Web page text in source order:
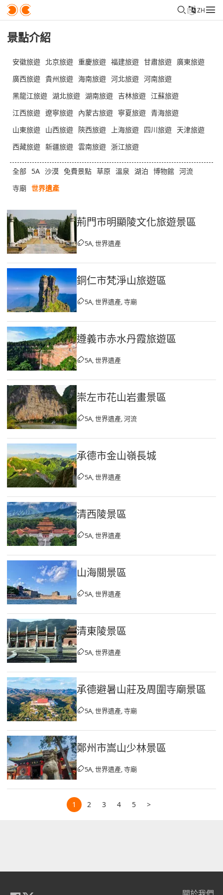
ZH
景點介紹
安徽旅遊 北京旅遊 重慶旅遊 福建旅遊 甘肅旅遊 廣東旅遊
廣西旅遊 貴州旅遊 海南旅遊 河北旅遊 河南旅遊
黑龍江旅遊 湖北旅遊 湖南旅遊 吉林旅遊 江蘇旅遊
江西旅遊 遼寧旅遊 內蒙古旅遊 寧夏旅遊 青海旅遊
山東旅遊 山西旅遊 陝西旅遊 上海旅遊 四川旅遊 天津旅遊
西藏旅遊 新疆旅遊 雲南旅遊 浙江旅遊
全部 5A 沙漠 免費景點 草原 溫泉 湖泊 博物館 河流
寺廟 世界遺產
荊門市明顯陵文化旅遊景區
5A, 世界遺產
銅仁市梵淨山旅遊區
5A, 世界遺產, 寺廟
遵義市赤水丹霞旅遊區
5A, 世界遺產
崇左市花山岩畫景區
5A, 世界遺產, 河流
承德市金山嶺長城
5A, 世界遺產
清西陵景區
5A, 世界遺產
山海關景區
5A, 世界遺產
清東陵景區
5A, 世界遺產
承德避暑山莊及周圍寺廟景區
5A, 世界遺產, 寺廟
鄭州市嵩山少林景區
5A, 世界遺產, 寺廟
1 2 3 4 5 >